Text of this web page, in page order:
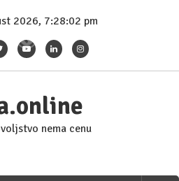
2026, 7:28:03 pm
nema cenu